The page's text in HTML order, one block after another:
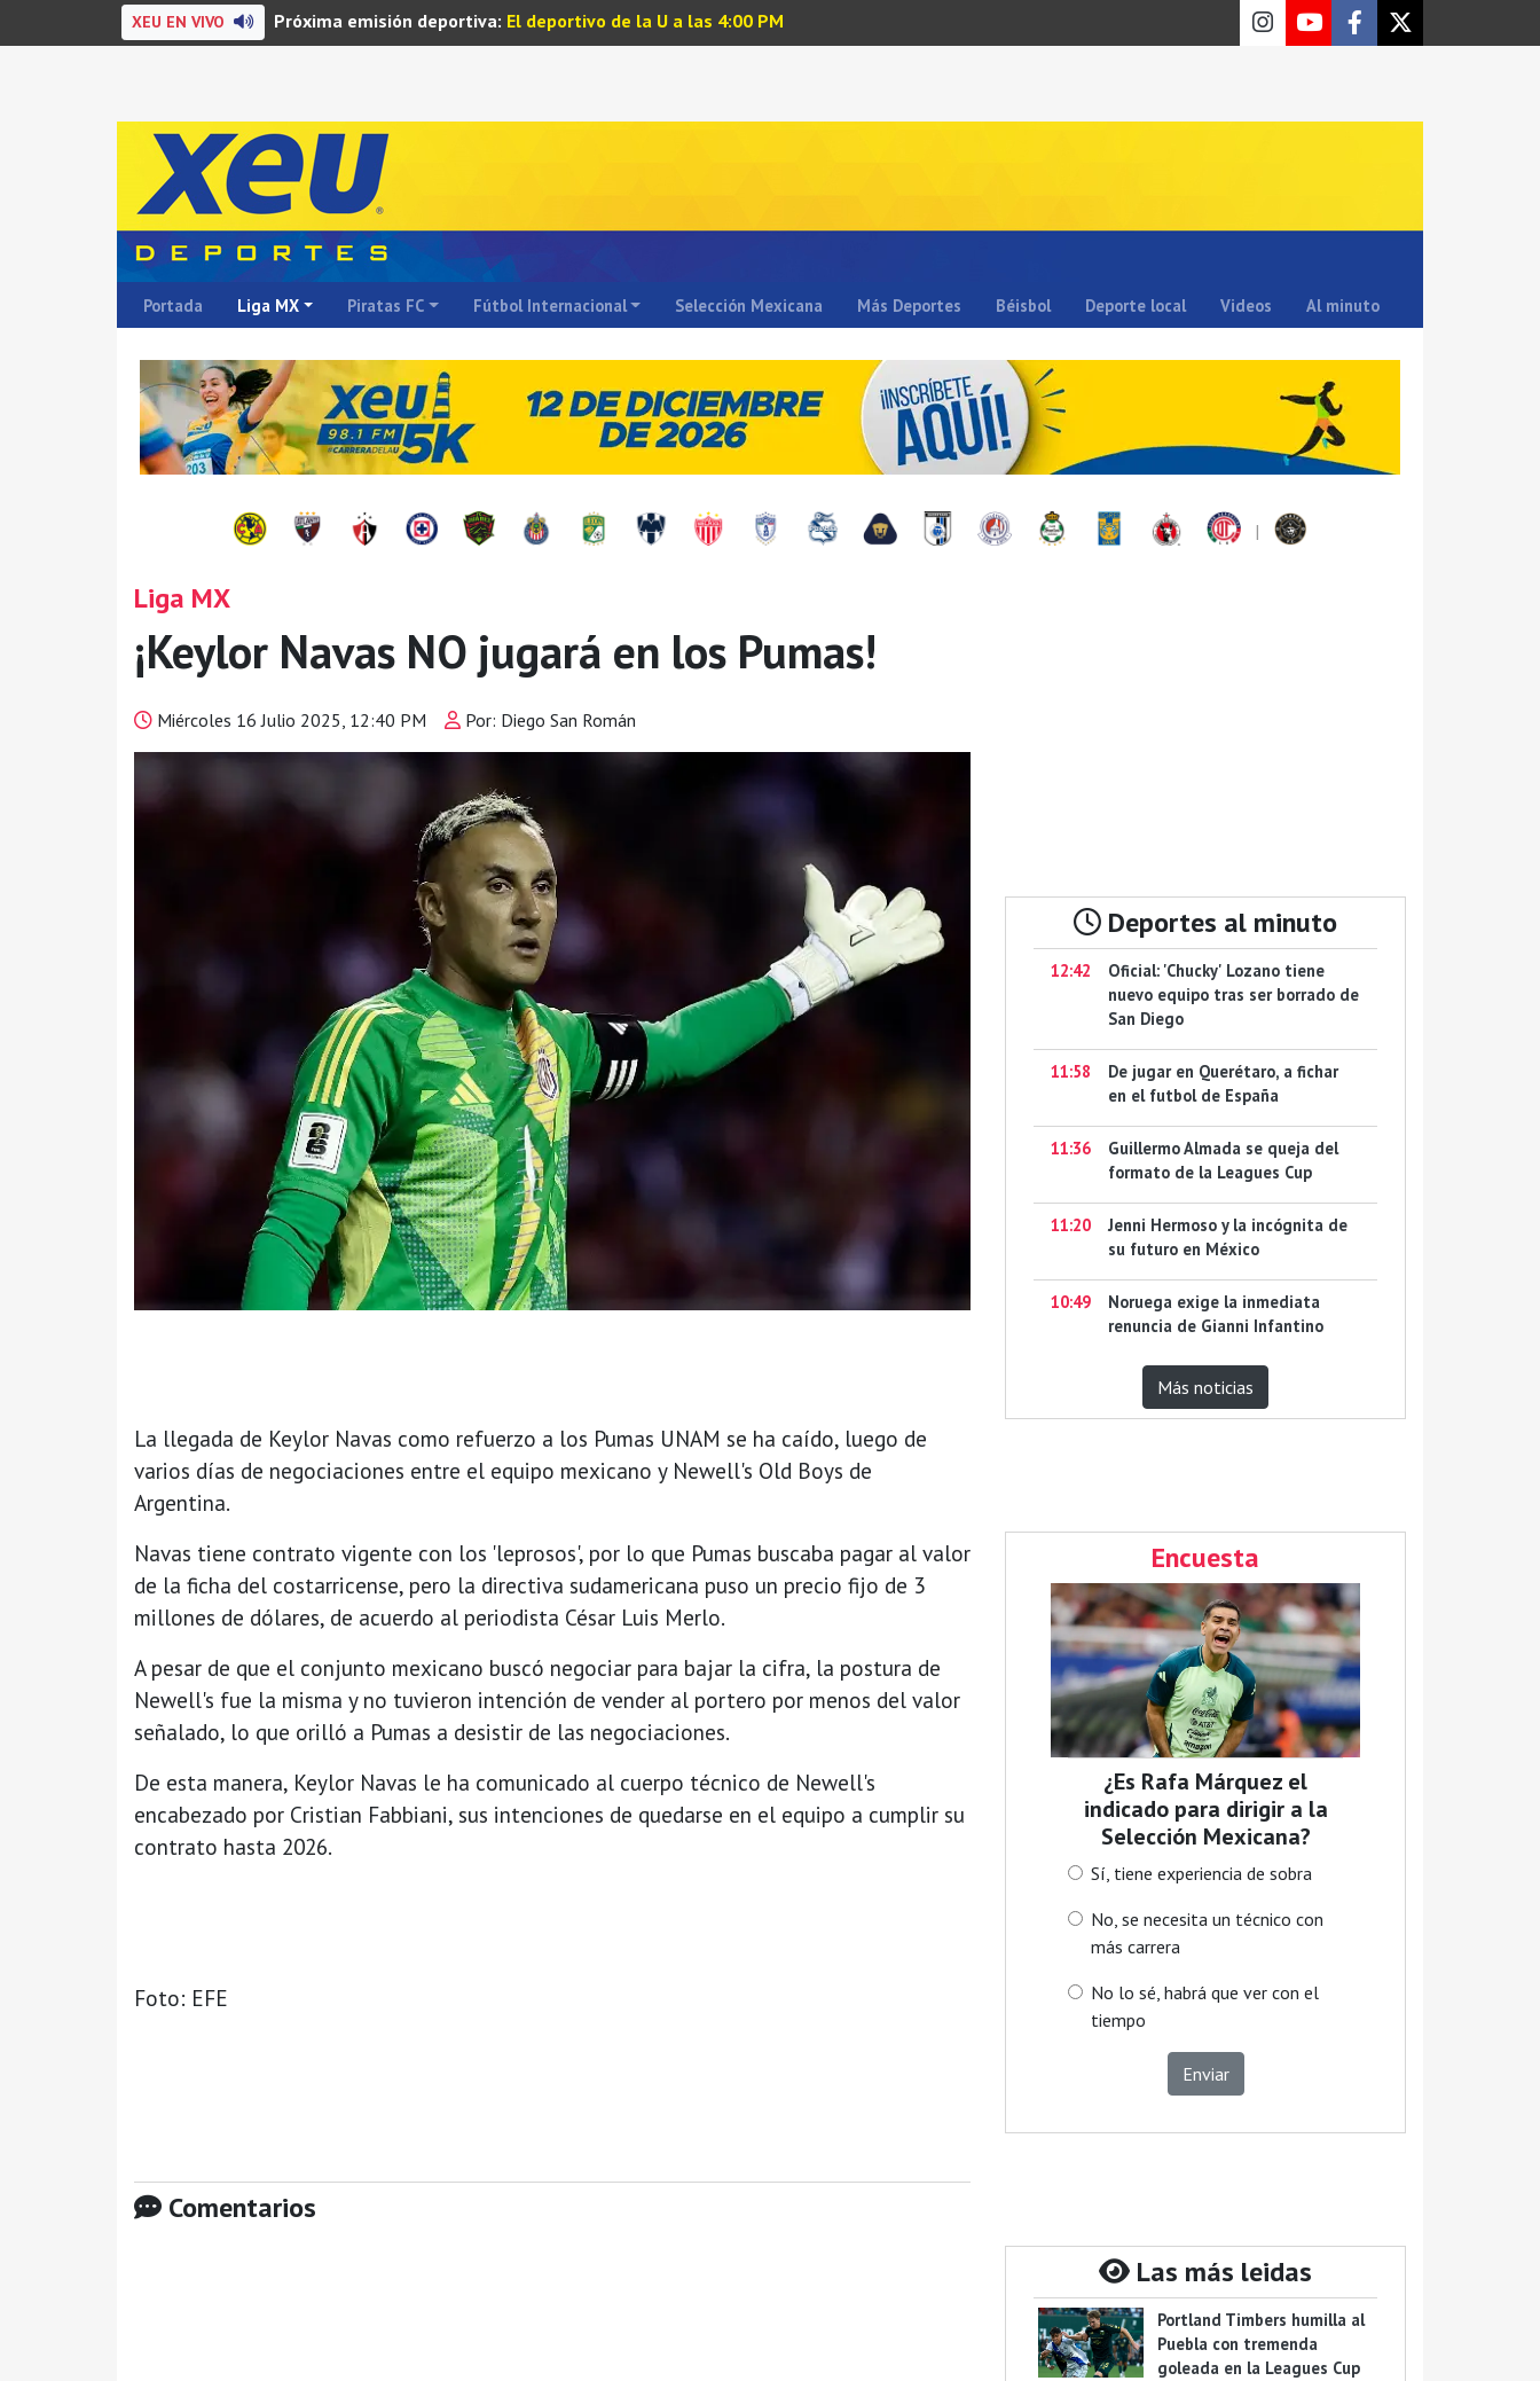
XEU EN VIVO Próxima emisión deportiva: El deportivo de la U a las 4:00 PM
Portada Liga MX Piratas FC Fútbol Internacional Selección Mexicana Más Deportes Béisbol Deporte local Videos Al minuto
|
Liga MX
¡Keylor Navas NO jugará en los Pumas!
Miércoles 16 Julio 2025, 12:40 PM Por: Diego San Román
La llegada de Keylor Navas como refuerzo a los Pumas UNAM se ha caído, luego de
varios días de negociaciones entre el equipo mexicano y Newell's Old Boys de
Argentina.
Navas tiene contrato vigente con los 'leprosos', por lo que Pumas buscaba pagar al valor
de la ficha del costarricense, pero la directiva sudamericana puso un precio fijo de 3
millones de dólares, de acuerdo al periodista César Luis Merlo.
A pesar de que el conjunto mexicano buscó negociar para bajar la cifra, la postura de
Newell's fue la misma y no tuvieron intención de vender al portero por menos del valor
señalado, lo que orilló a Pumas a desistir de las negociaciones.
De esta manera, Keylor Navas le ha comunicado al cuerpo técnico de Newell's
encabezado por Cristian Fabbiani, sus intenciones de quedarse en el equipo a cumplir su
contrato hasta 2026.
Foto: EFE
Comentarios
Deportes al minuto
12:42
Oficial: 'Chucky' Lozano tiene
nuevo equipo tras ser borrado de
San Diego
11:58
De jugar en Querétaro, a fichar
en el futbol de España
11:36
Guillermo Almada se queja del
formato de la Leagues Cup
11:20
Jenni Hermoso y la incógnita de
su futuro en México
10:49
Noruega exige la inmediata
renuncia de Gianni Infantino
Más noticias
Encuesta
¿Es Rafa Márquez el
indicado para dirigir a la
Selección Mexicana?
Sí, tiene experiencia de sobra
No, se necesita un técnico con
más carrera
No lo sé, habrá que ver con el
tiempo
Enviar
Las más leidas
Portland Timbers humilla al
Puebla con tremenda
goleada en la Leagues Cup